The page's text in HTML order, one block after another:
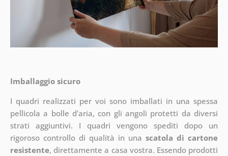
Imballaggio sicuro
I quadri realizzati per voi sono imballati in una spessa
pellicola a bolle d'aria, con gli angoli protetti da diversi
strati aggiuntivi. I quadri vengono spediti dopo un
rigoroso controllo di qualità in unascatola di cartone
resistente, direttamente a casa vostra. Essendo prodotti